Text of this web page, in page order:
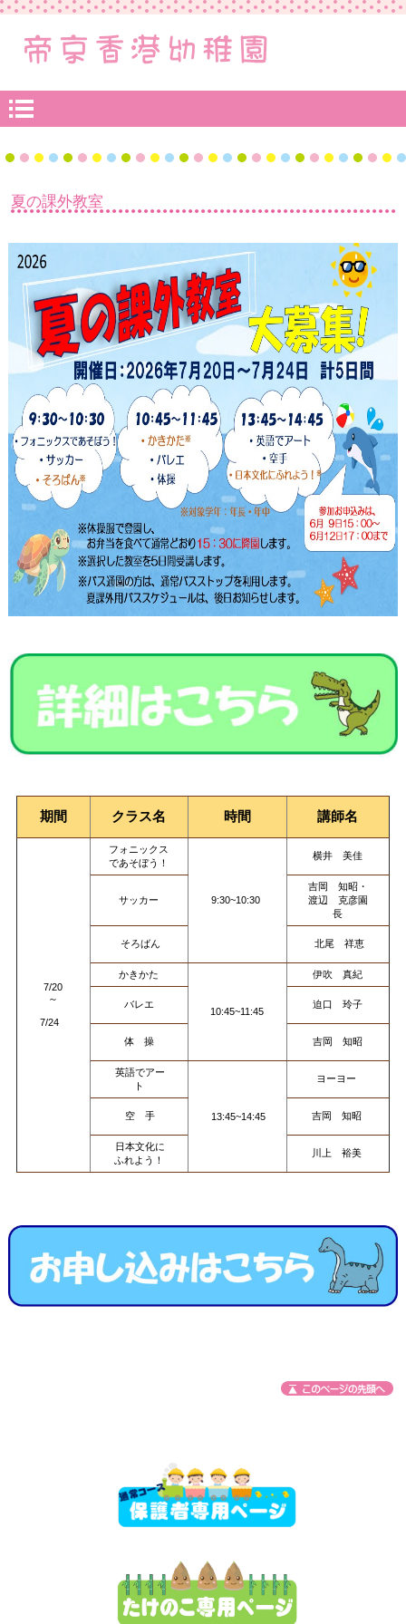
夏の課外教室
期間 クラス名 時間 講師名
7/20
～
7/24
フォニックス
であそぼう！
9:30~10:30
横井 美佳
サッカー
吉岡 知昭・
渡辺 克彦園
長
そろばん 北尾 祥恵
かきかた
10:45~11:45
伊吹 真紀
バレエ 迫口 玲子
体 操 吉岡 知昭
英語でアー
ト
13:45~14:45
ヨーヨー
空 手 吉岡 知昭
日本文化に
ふれよう！
川上 裕美